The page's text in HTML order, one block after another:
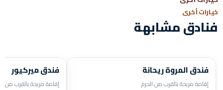
فنادق مشابهة
فندق المروة ريحانة
إقامة مريحة بالقرب من الحرم
فندق ميركيور
إقامة مريحة بالقرب من